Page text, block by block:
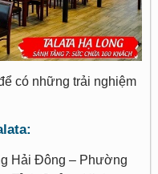
có những trải nghiệm
:
Hải Đông – Phường